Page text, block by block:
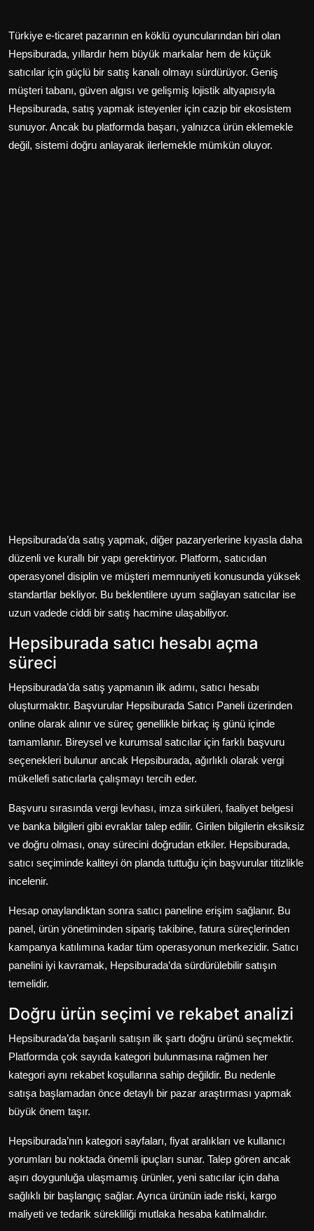
Türkiye e-ticaret pazarının en köklü oyuncularından biri olan
Hepsiburada, yıllardır hem büyük markalar hem de küçük
satıcılar için güçlü bir satış kanalı olmayı sürdürüyor. Geniş
müşteri tabanı, güven algısı ve gelişmiş lojistik altyapısıyla
Hepsiburada, satış yapmak isteyenler için cazip bir ekosistem
sunuyor. Ancak bu platformda başarı, yalnızca ürün eklemekle
değil, sistemi doğru anlayarak ilerlemekle mümkün oluyor.
Hepsiburada’da satış yapmak, diğer pazaryerlerine kıyasla daha
düzenli ve kurallı bir yapı gerektiriyor. Platform, satıcıdan
operasyonel disiplin ve müşteri memnuniyeti konusunda yüksek
standartlar bekliyor. Bu beklentilere uyum sağlayan satıcılar ise
uzun vadede ciddi bir satış hacmine ulaşabiliyor.
Hepsiburada satıcı hesabı açma
süreci
Hepsiburada’da satış yapmanın ilk adımı, satıcı hesabı
oluşturmaktır. Başvurular Hepsiburada Satıcı Paneli üzerinden
online olarak alınır ve süreç genellikle birkaç iş günü içinde
tamamlanır. Bireysel ve kurumsal satıcılar için farklı başvuru
seçenekleri bulunur ancak Hepsiburada, ağırlıklı olarak vergi
mükellefi satıcılarla çalışmayı tercih eder.
Başvuru sırasında vergi levhası, imza sirküleri, faaliyet belgesi
ve banka bilgileri gibi evraklar talep edilir. Girilen bilgilerin eksiksiz
ve doğru olması, onay sürecini doğrudan etkiler. Hepsiburada,
satıcı seçiminde kaliteyi ön planda tuttuğu için başvurular titizlikle
incelenir.
Hesap onaylandıktan sonra satıcı paneline erişim sağlanır. Bu
panel, ürün yönetiminden sipariş takibine, fatura süreçlerinden
kampanya katılımına kadar tüm operasyonun merkezidir. Satıcı
panelini iyi kavramak, Hepsiburada’da sürdürülebilir satışın
temelidir.
Doğru ürün seçimi ve rekabet analizi
Hepsiburada’da başarılı satışın ilk şartı doğru ürünü seçmektir.
Platformda çok sayıda kategori bulunmasına rağmen her
kategori aynı rekabet koşullarına sahip değildir. Bu nedenle
satışa başlamadan önce detaylı bir pazar araştırması yapmak
büyük önem taşır.
Hepsiburada’nın kategori sayfaları, fiyat aralıkları ve kullanıcı
yorumları bu noktada önemli ipuçları sunar. Talep gören ancak
aşırı doygunluğa ulaşmamış ürünler, yeni satıcılar için daha
sağlıklı bir başlangıç sağlar. Ayrıca ürünün iade riski, kargo
maliyeti ve tedarik sürekliliği mutlaka hesaba katılmalıdır.